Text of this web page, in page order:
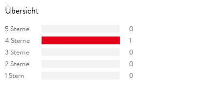
Übersicht
5 Sterne
0
4 Sterne
1
3 Sterne
0
2 Sterne
0
1 Stern
0